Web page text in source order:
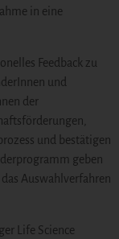
in eine
Feedback zu
und
der
und bestätigen
geben
Auswahlverfahren
Life Science